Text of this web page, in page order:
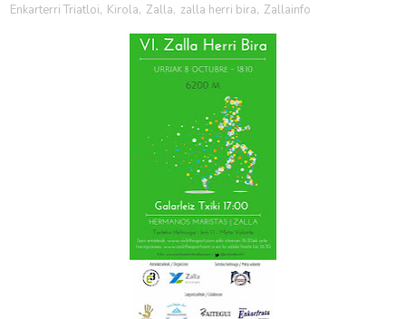
Enkarterri Triatloi, Kirola, Zalla, zalla herri bira, Zallainfo